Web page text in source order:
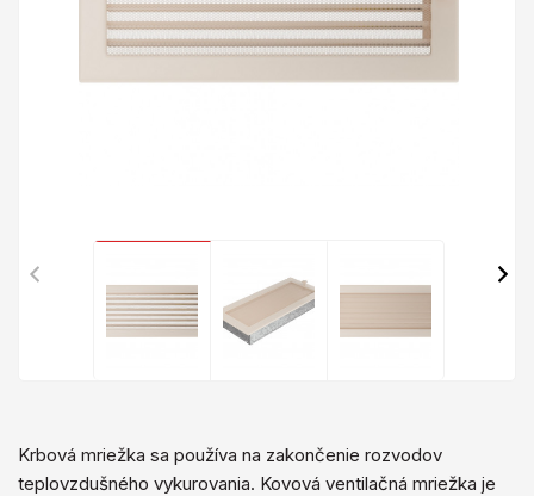
Krbová mriežka sa používa na zakončenie rozvodov
teplovzdušného vykurovania. Kovová ventilačná mriežka je